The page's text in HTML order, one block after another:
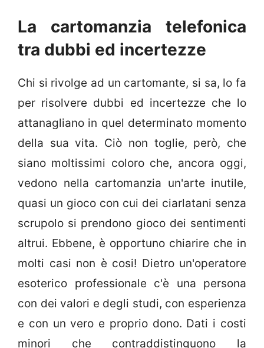
La cartomanzia telefonica
tra dubbi ed incertezze
Chi si rivolge ad un cartomante, si sa, lo fa
per risolvere dubbi ed incertezze che lo
attanagliano in quel determinato momento
della sua vita. Ciò non toglie, però, che
siano moltissimi coloro che, ancora oggi,
vedono nella cartomanzia un'arte inutile,
quasi un gioco con cui dei ciarlatani senza
scrupolo si prendono gioco dei sentimenti
altrui. Ebbene, è opportuno chiarire che in
molti casi non è cosi! Dietro un'operatore
esoterico professionale c'è una persona
con dei valori e degli studi, con esperienza
e con un vero e proprio dono. Dati i costi
minori che contraddistinguono la